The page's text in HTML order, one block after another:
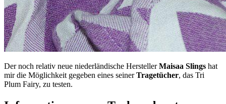
Der noch relativ neue niederländische HerstellerMaisaa Slings hat
mir die Möglichkeit gegeben eines seinerTragetücher, das Tri
Plum Fairy, zu testen.